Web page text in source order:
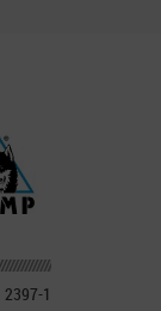
2397-1